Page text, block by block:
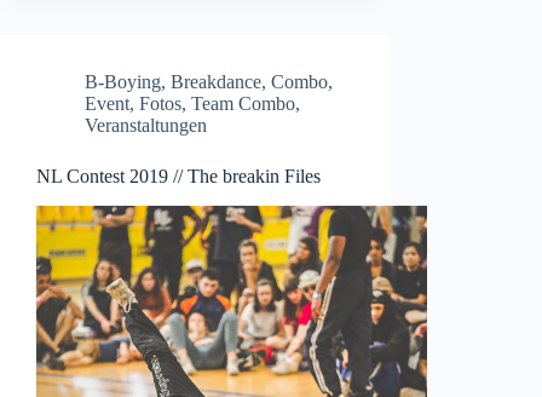
B-Boying, Breakdance, Combo,
Event, Fotos, Team Combo,
Veranstaltungen
NL Contest 2019 // The breakin Files